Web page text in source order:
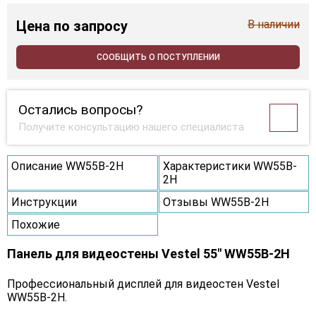
Цена по запросу В наличии
СООБЩИТЬ О ПОСТУПЛЕНИИ
Остались вопросы?
Получите консультацию нашего специалиста
Описание WW55B-2H
Характеристики WW55B-
2H
Инструкции
Отзывы WW55B-2H
Похожие
Панель для видеостены Vestel 55" WW55B-2H
Профессиональный дисплей для видеостен Vestel
WW55B-2H.